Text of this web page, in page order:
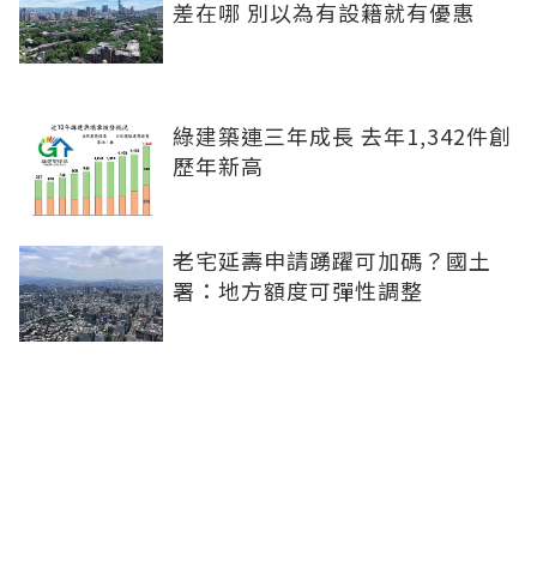
差在哪 別以為有設籍就有優惠
綠建築連三年成長 去年1,342件創
歷年新高
老宅延壽申請踴躍可加碼？國土
署：地方額度可彈性調整